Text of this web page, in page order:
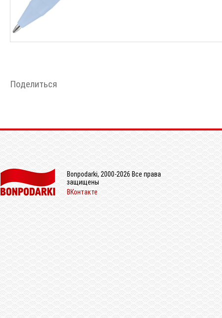
Поделиться
Bonpodarki, 2000-2026 Все права
защищены
ВКонтакте